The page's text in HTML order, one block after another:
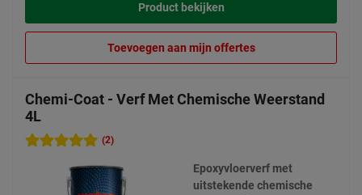
Product bekijken
Toevoegen aan mijn offertes
Chemi-Coat - Verf Met Chemische Weerstand
4L
(2)
Epoxyvloerverf met
uitstekende chemische